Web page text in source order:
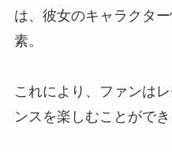
は、彼女のキャラクタ
素。
これにより、ファンは
ンスを楽しむことができ